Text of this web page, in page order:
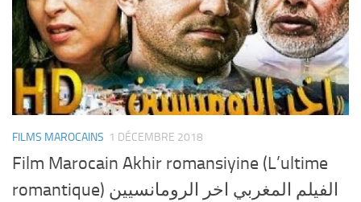
FILMS MAROCAINS 1 DÉCEMBRE 2018
Film Marocain Akhir romansiyine (L’ultime
romantique) الفيلم المغربي اخر الرومانسيين